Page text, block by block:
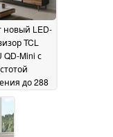
новый LED-
TCL
QD-Mini с
до 288
May 2026